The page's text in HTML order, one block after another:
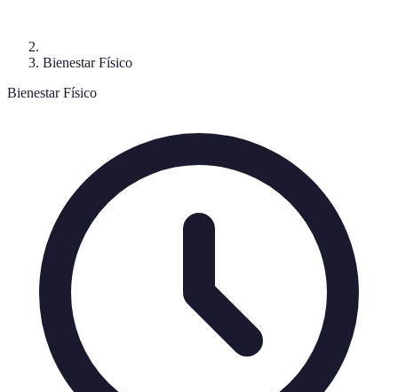
Bienestar Físico
Bienestar Físico